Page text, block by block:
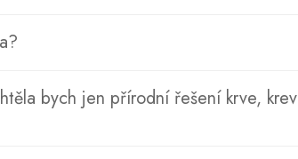
bych jen přírodní řešení krve, krev